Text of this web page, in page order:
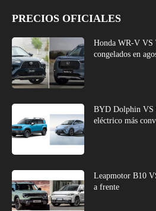
PRECIOS OFICIALES
Honda WR-V VS
congelados en
BYD Dolphin VS
eléctrico más
Leapmotor B10
a frente